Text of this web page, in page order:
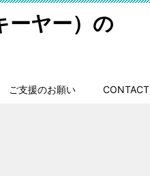
ーヤー）の
ご支援のお願い CONTACT